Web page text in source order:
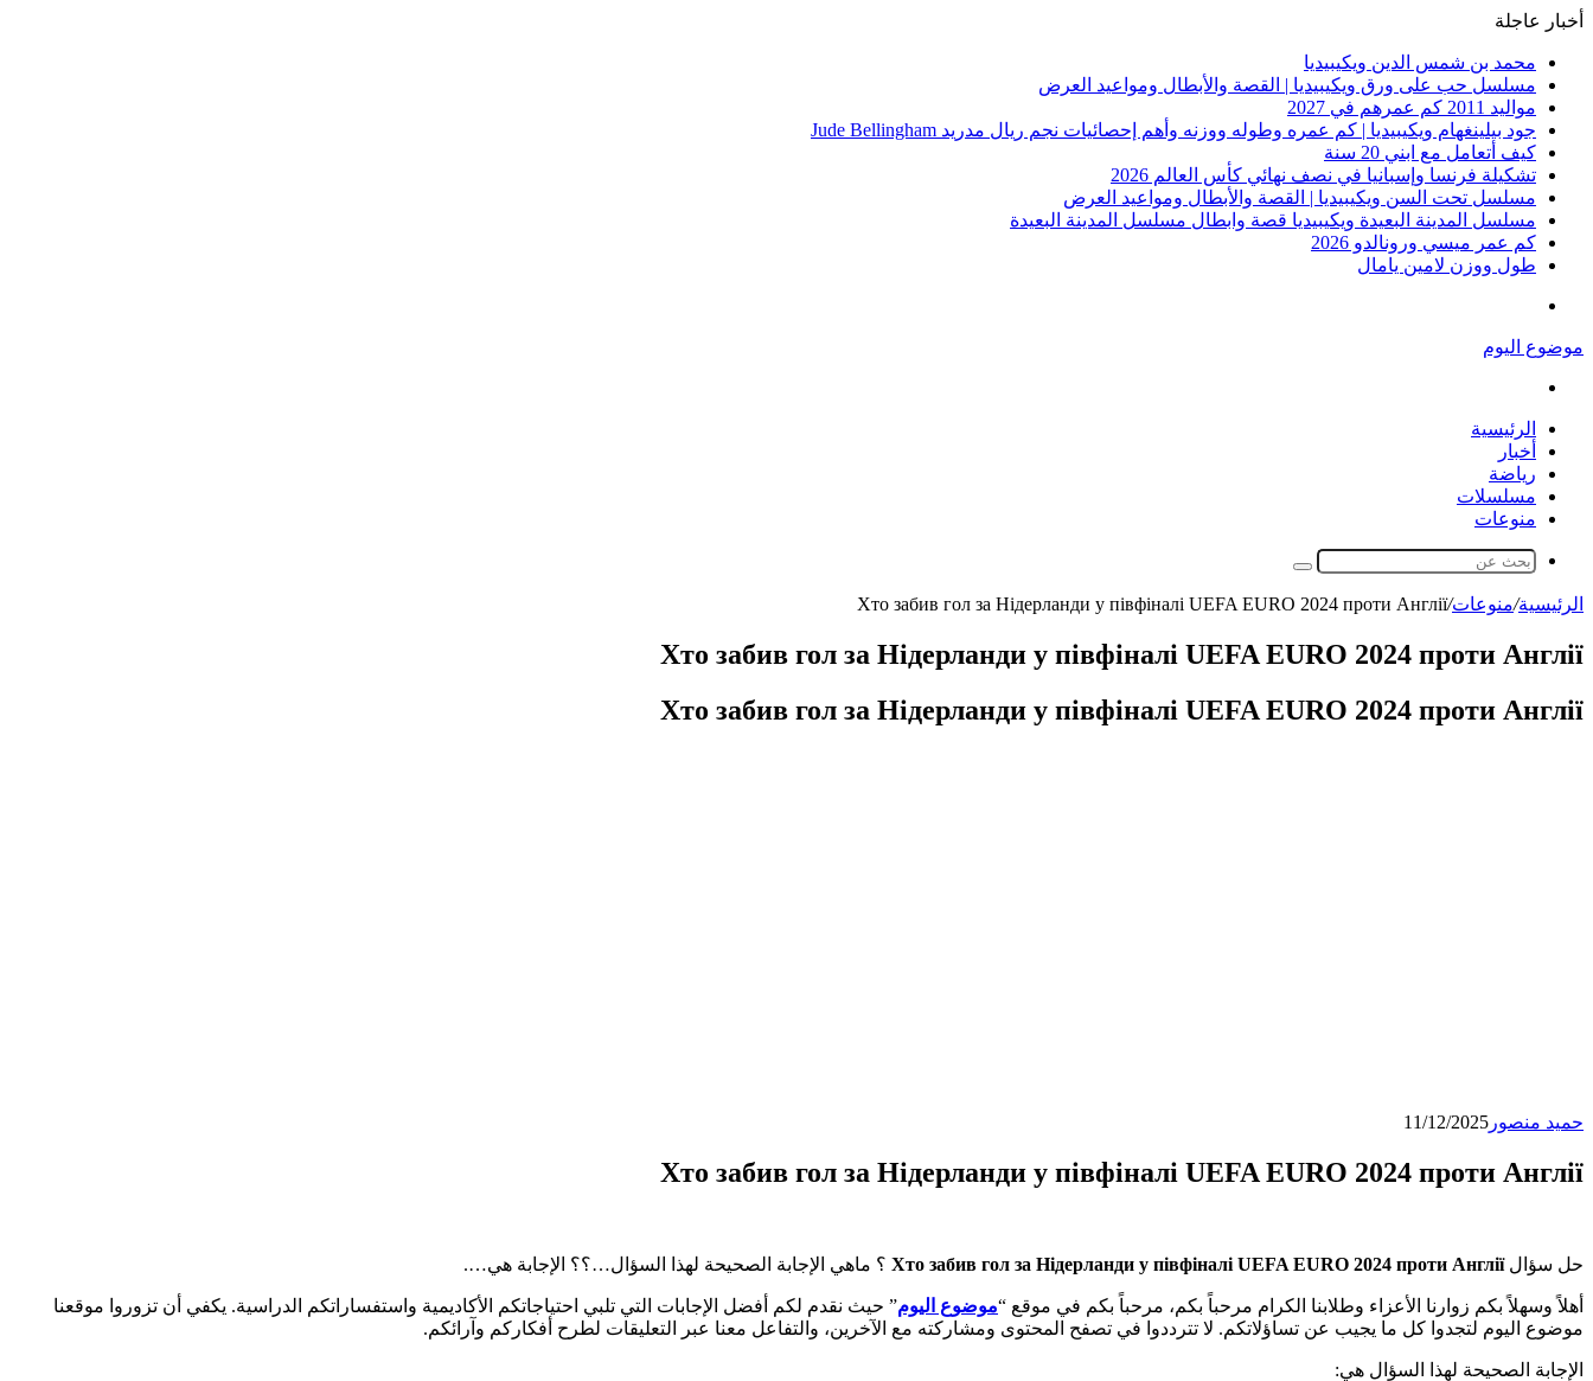
أخبار عاجلة
محمد بن شمس الدين ويكيبيديا
مسلسل حب على ورق ويكيبيديا | القصة والأبطال ومواعيد العرض
مواليد 2011 كم عمرهم في 2027
جود بيلينغهام ويكيبيديا | كم عمره وطوله ووزنه وأهم إحصائيات نجم ريال مدريد Jude Bellingham
كيف أتعامل مع ابني 20 سنة
تشكيلة فرنسا وإسبانيا في نصف نهائي كأس العالم 2026
مسلسل تحت السن ويكيبيديا | القصة والأبطال ومواعيد العرض
مسلسل المدينة البعيدة ويكيبيديا قصة وابطال مسلسل المدينة البعيدة
كم عمر ميسي ورونالدو 2026
طول ووزن لامين يامال
موضوع اليوم
الرئيسية
أخبار
رياضة
مسلسلات
منوعات
بحث
الرئيسية/منوعات/
Хто забив гол за Нідерланди у півфіналі UEFA EURO 2024 проти Англії
Хто забив гол за Нідерланди у півфіналі UEFA EURO 2024 проти Англії
Хто забив гол за Нідерланди у півфіналі UEFA EURO 2024 проти Англії
حميد منصور 11/12/2025
Хто забив гол за Нідерланди у півфіналі UEFA EURO 2024 проти Англії
حل سؤالХто забив гол за Нідерланди у півфіналі UEFA EURO 2024 проти Англії ؟ ماهي الإجابة الصحيحة لهذا السؤال…؟؟ الإجابة هي….
أهلاً وسهلاً بكم زوارنا الأعزاء وطلابنا الكرام مرحباً بكم، مرحباً بكم في موقع “موضوع اليوم” حيث نقدم لكم أفضل الإجابات التي تلبي احتياجاتكم الأكاديمية واستفساراتكم الدراسية. يكفي أن تزوروا موقعنا
موضوع اليوم لتجدوا كل ما يجيب عن تساؤلاتكم. لا تترددوا في تصفح المحتوى ومشاركته مع الآخرين، والتفاعل معنا عبر التعليقات لطرح أفكاركم وآرائكم.
الإجابة الصحيحة لهذا السؤال هي: